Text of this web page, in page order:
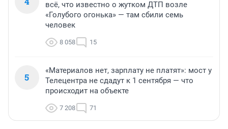
всё, что известно о жутком ДТП возле
«Голубого огонька» — там сбили семь
человек
8 058 15
5
«Материалов нет, зарплату не платят»: мост у
Телецентра не сдадут к 1 сентября — что
происходит на объекте
7 208 71